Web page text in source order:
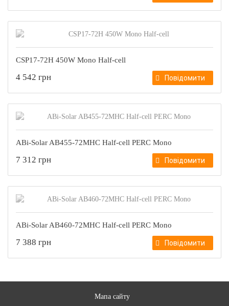
CSP17-72H 450W Mono Half-cell
4 542 грн Повідомити
ABi-Solar AB455-72MHC Half-cell PERC Mono
7 312 грн Повідомити
ABi-Solar AB460-72MHC Half-cell PERC Mono
7 388 грн Повідомити
Мапа сайту